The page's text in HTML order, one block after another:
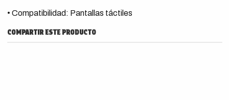
• Compatibilidad: Pantallas táctiles
COMPARTIR ESTE PRODUCTO